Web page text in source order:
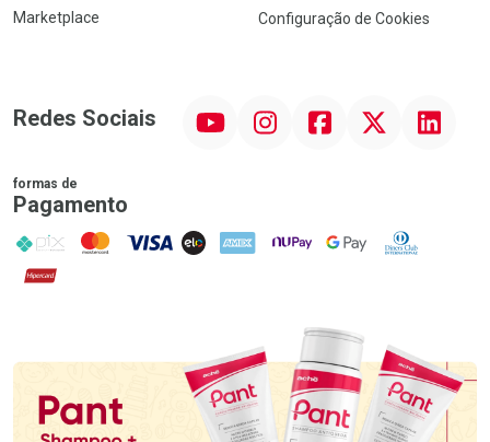
Marketplace
Configuração de Cookies
Redes Sociais InstagramFacebook Linkedin
formas de
Pagamento
PIX MasterCard
VISA ELO AMEX NuPay Google PayDiners Club
Hipercard
Promoção em Destaque